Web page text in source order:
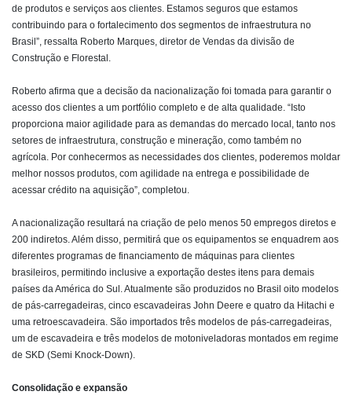
de produtos e serviços aos clientes. Estamos seguros que estamos
contribuindo para o fortalecimento dos segmentos de infraestrutura no
Brasil”, ressalta Roberto Marques, diretor de Vendas da divisão de
Construção e Florestal.
Roberto afirma que a decisão da nacionalização foi tomada para garantir o
acesso dos clientes a um portfólio completo e de alta qualidade. “Isto
proporciona maior agilidade para as demandas do mercado local, tanto nos
setores de infraestrutura, construção e mineração, como também no
agrícola. Por conhecermos as necessidades dos clientes, poderemos moldar
melhor nossos produtos, com agilidade na entrega e possibilidade de
acessar crédito na aquisição”, completou.
A nacionalização resultará na criação de pelo menos 50 empregos diretos e
200 indiretos. Além disso, permitirá que os equipamentos se enquadrem aos
diferentes programas de financiamento de máquinas para clientes
brasileiros, permitindo inclusive a exportação destes itens para demais
países da América do Sul. Atualmente são produzidos no Brasil oito modelos
de pás-carregadeiras, cinco escavadeiras John Deere e quatro da Hitachi e
uma retroescavadeira. São importados três modelos de pás-carregadeiras,
um de escavadeira e três modelos de motoniveladoras montados em regime
de SKD (Semi Knock-Down).
Consolidação e expansão